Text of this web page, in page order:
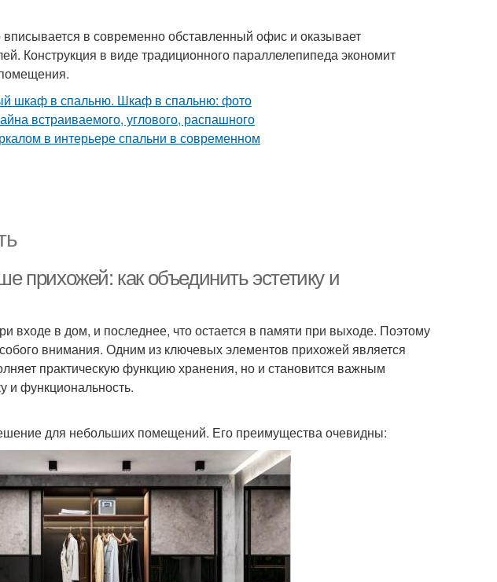
в современно обставленный офис и оказывает
Конструкция в виде традиционного параллелепипеда экономит
как объединить эстетику и
входе в дом, и последнее, что остается в памяти при выходе. Поэтому
внимания. Одним из ключевых элементов прихожей является
практическую функцию хранения, но и становится важным
и функциональность.
для небольших помещений. Его преимущества очевидны: